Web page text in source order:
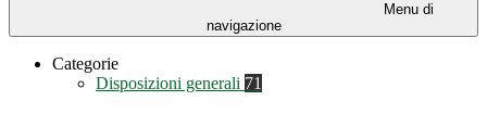
Menu di
navigazione
Categorie
Disposizioni generali 71